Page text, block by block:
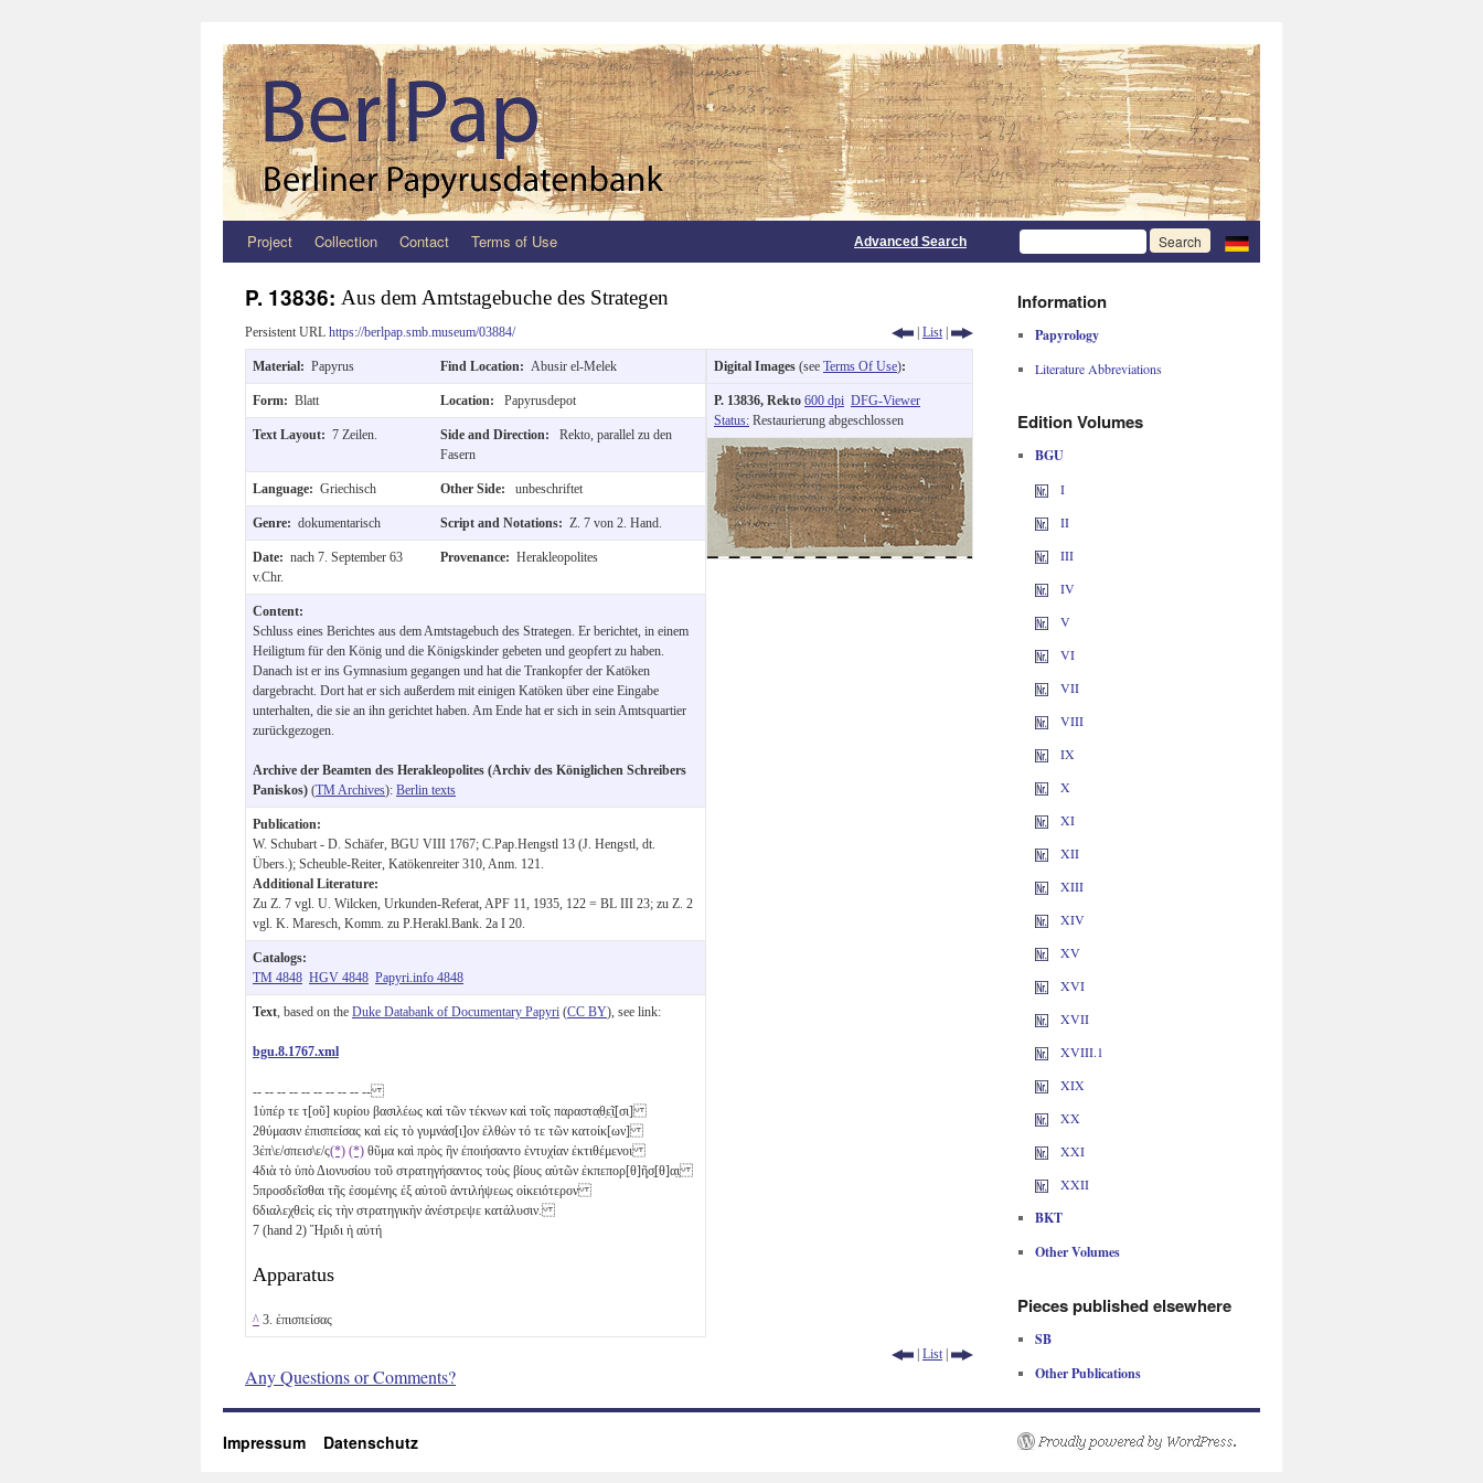
Zum
springen
Project Collection Contact Terms of Use Advanced Search
P. 13836: Aus dem Amtstagebuche des Strategen
Persistent URL https://berlpap.smb.museum/03884/ | List |
Material: Papyrus Find Location: Abusir el-Melek
Form: Blatt Location: Papyrusdepot
Text Layout: 7 Zeilen. Side and Direction:
Rekto, parallel zu den
Fasern
Language: Griechisch Other Side: unbeschriftet
Genre: dokumentarisch Script and Notations: Z. 7 von 2. Hand.
Date: nach 7. September 63
v.Chr.
Provenance: Herakleopolites
Content:
Schluss eines Berichtes aus dem Amtstagebuch des Strategen. Er berichtet, in einem
Heiligtum für den König und die Königskinder gebeten und geopfert zu haben.
Danach ist er ins Gymnasium gegangen und hat die Trankopfer der Katöken
dargebracht. Dort hat er sich außerdem mit einigen Katöken über eine Eingabe
unterhalten, die sie an ihn gerichtet haben. Am Ende hat er sich in sein Amtsquartier
zurückgezogen.
Archive der Beamten des Herakleopolites (Archiv des Königlichen Schreibers
Paniskos) (TM Archives): Berlin texts
Publication:
W. Schubart - D. Schäfer, BGU VIII 1767; C.Pap.Hengstl 13 (J. Hengstl, dt.
Übers.); Scheuble-Reiter, Katökenreiter 310, Anm. 121.
Additional Literature:
Zu Z. 7 vgl. U. Wilcken, Urkunden-Referat, APF 11, 1935, 122 = BL III 23; zu Z. 2
vgl. K. Maresch, Komm. zu P.Herakl.Bank. 2a I 20.
Catalogs:
TM 4848 HGV 4848 Papyri.info 4848
Text , based on the Duke Databank of Documentary Papyri (CC BY), see link:
bgu.8.1767.xml
-- -- -- -- -- -- -- -- -- --
1ὑπέρ τε τ[οῦ] κυρίου βασιλέως καὶ τῶν τέκνων καὶ τοῖς παραστα̣θ̣ε̣ῖ̣[σι]
2θύμασιν ἐπισπείσας καὶ εἰς τὸ γυμνάσ[ι]ον ἐλθὼν τό τε τῶν κατοίκ[ων]
3ἐπ\ε/σπεισ\ε/ς(*) (*) θῦμα καὶ πρὸς ἣν ἐποιήσαντο ἐντυχίαν ἐκτιθέμενοι
4διὰ τὸ ὑπὸ Διονυσίου τοῦ στρατηγήσαντος τοὺς βίους αὐτῶν ἐκπεπορ[θ]ῆ̣σ̣[θ]α̣ι̣
5προσδεῖσθαι τῆς ἐσομένης ἐξ αὐτοῦ ἀντιλήψεως οἰκειότερον
6διαλεχθεὶς εἰς τὴν στρατηγικὴν ἀνέστρεψε κατάλυσιν.
7 (hand 2) Ἥριδι ἡ αὐτή
Apparatus
^ 3. ἐπισπείσας
Digital Images (see Terms Of Use):
P. 13836, Rekto 600 dpi DFG-Viewer
Status: Restaurierung abgeschlossen
| List |
Any Questions or Comments?
Information
Papyrology
Literature Abbreviations
Edition Volumes
BGU
I
II
III
IV
V
VI
VII
VIII
IX
X
XI
XII
XIII
XIV
XV
XVI
XVII
XVIII.1
XIX
XX
XXI
XXII
BKT
Other Volumes
Pieces published elsewhere
SB
Other Publications
Impressum Datenschutz